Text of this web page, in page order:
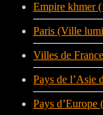
Empire khmer
Paris (Ville
Villes de
Pays de l’Asie
Pays